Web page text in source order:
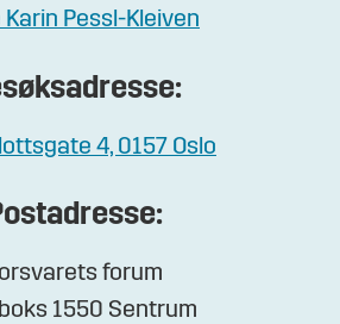
Karin Pessl-Kleiven
4, 0157 Oslo
forum
1550 Sentrum